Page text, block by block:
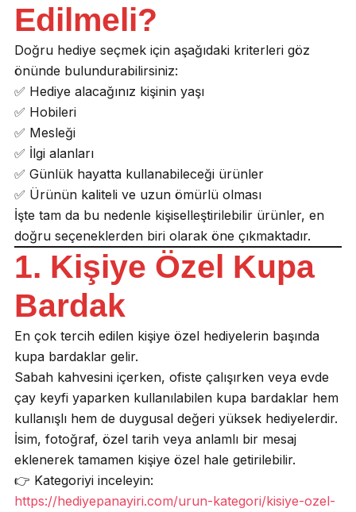
Edilmeli?
Doğru hediye seçmek için aşağıdaki kriterleri göz
önünde bulundurabilirsiniz:
✅ Hediye alacağınız kişinin yaşı
✅ Hobileri
✅ Mesleği
✅ İlgi alanları
✅ Günlük hayatta kullanabileceği ürünler
✅ Ürünün kaliteli ve uzun ömürlü olması
İşte tam da bu nedenle kişiselleştirilebilir ürünler, en
doğru seçeneklerden biri olarak öne çıkmaktadır.
1. Kişiye Özel Kupa
Bardak
En çok tercih edilen kişiye özel hediyelerin başında
kupa bardaklar gelir.
Sabah kahvesini içerken, ofiste çalışırken veya evde
çay keyfi yaparken kullanılabilen kupa bardaklar hem
kullanışlı hem de duygusal değeri yüksek hediyelerdir.
İsim, fotoğraf, özel tarih veya anlamlı bir mesaj
eklenerek tamamen kişiye özel hale getirilebilir.
👉 Kategoriyi inceleyin:
https://hediyepanayiri.com/urun-kategori/kisiye-ozel-